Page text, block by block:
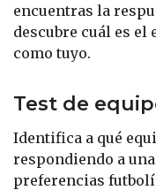
encuentras la
descubre cuál es el
como tuyo.
Test de
Identifica a qué
respondiendo a
preferencias